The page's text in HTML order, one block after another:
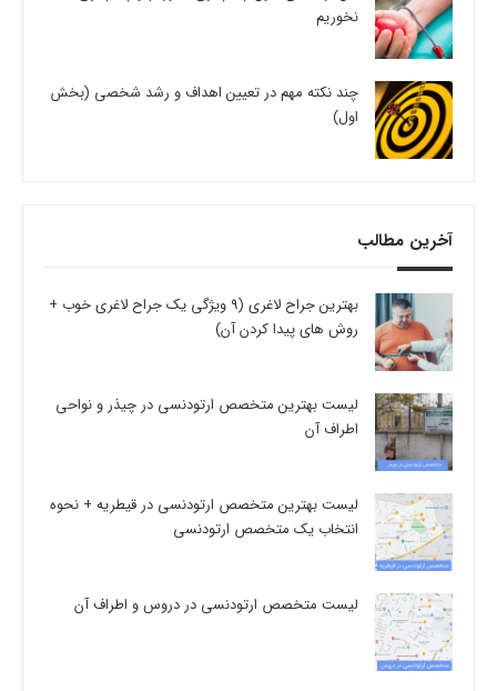
نخوریم
چند نکته مهم در تعیین اهداف و رشد شخصی (بخش
اول)
آخرین مطالب
بهترین جراح لاغری (9 ویژگی یک جراح لاغری خوب +
روش های پیدا کردن آن)
لیست بهترین متخصص ارتودنسی در چیذر و نواحی
اطراف آن
لیست بهترین متخصص ارتودنسی در قیطریه + نحوه
انتخاب یک متخصص ارتودنسی
لیست متخصص ارتودنسی در دروس و اطراف آن